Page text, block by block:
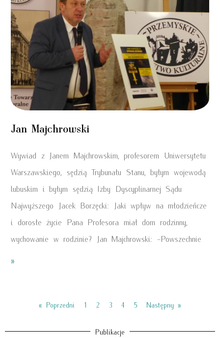
Jan Majchrowski
Wywiad z Janem Majchrowskim, profesorem Uniwersytetu
Warszawskiego, sędzią Trybunału Stanu, byłym wojewodą
lubuskim i byłym sędzią Izby Dyscyplinarnej Sądu
Najwyższego Jacek Borzęcki: Jaki wpływ na młodzieńcze
i dorosłe życie Pana Profesora miał dom rodzinny,
wychowanie w rodzinie? Jan Majchrowski: -Powszechnie
»
« Poprzedni 1 2 3 4 5 Następny »
Publikacje